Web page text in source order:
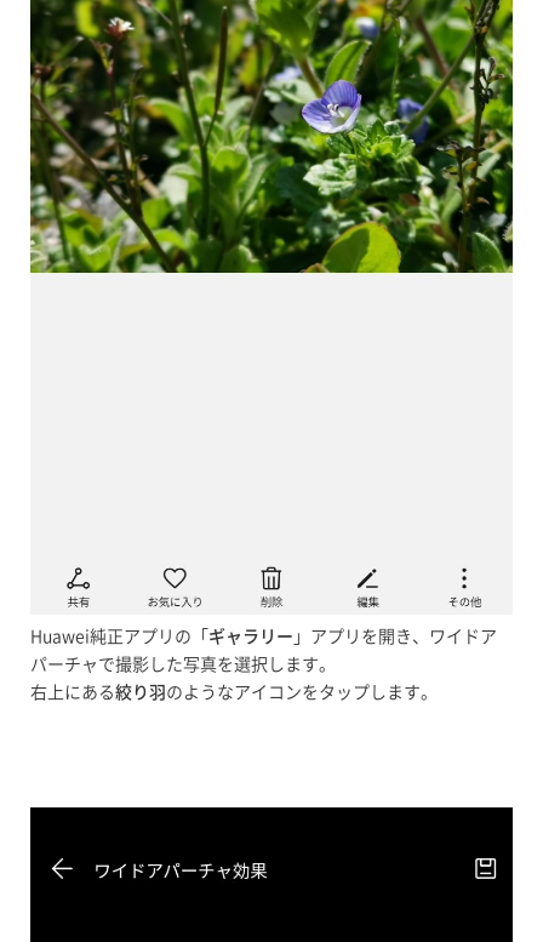
Huawei純正アプリの「 ギャラリー 」アプリを開き、ワイドア
パーチャで撮影した写真を選択します。
右上にある絞り羽 のようなアイコンをタップします。